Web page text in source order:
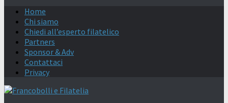
Home
Chi siamo
Chiedi all’esperto filatelico
Partners
Sponsor & Adv
Contattaci
Privacy